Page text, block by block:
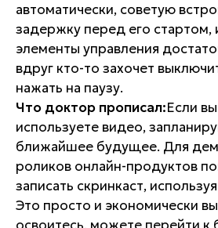
автоматически, советую
задержку перед его стартом,
элементы управления
вдруг кто-то захочет
нажать на паузу.
Что доктор прописал:Если
используете видео,
ближайшее будущее. Для
роликов онлайн-продуктов
записать скринкаст,
Это просто и экономически